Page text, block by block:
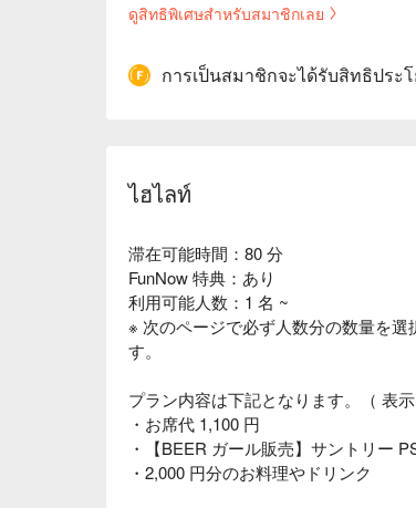
ดูสิทธิพิเศษสำหรับสมาชิกเลย
การเป็นสมาชิกจะได้รับสิทธิประ
ไฮไลท์
滞在可能時間：80 分
FunNow 特典：あり
利用可能人数：1 名 ~
※ 次のページで必ず人数分の数量を
す。
プラン内容は下記となります。（ 表示
・お席代 1,100 円
・【BEER ガール販売】サントリー
・2,000 円分のお料理やドリンク